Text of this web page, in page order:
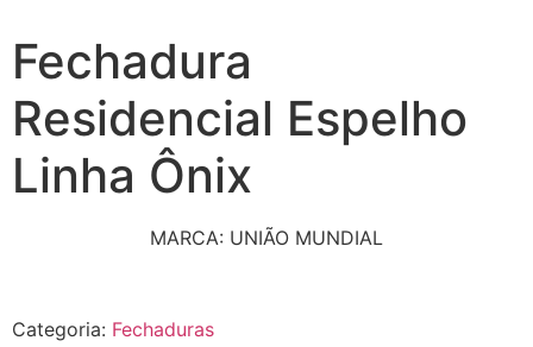
Fechadura
Residencial Espelho
Linha Ônix
MARCA: UNIÃO MUNDIAL
Categoria: Fechaduras